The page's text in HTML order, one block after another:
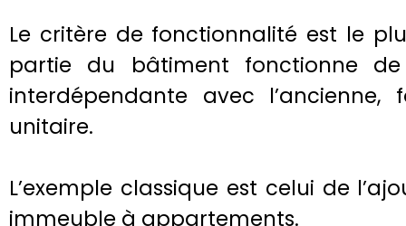
Le critère de fonctionnalité est le
partie du bâtiment fonctionne
interdépendante avec
unitaire.
L’exemple classique est celui de
immeuble à appartements.